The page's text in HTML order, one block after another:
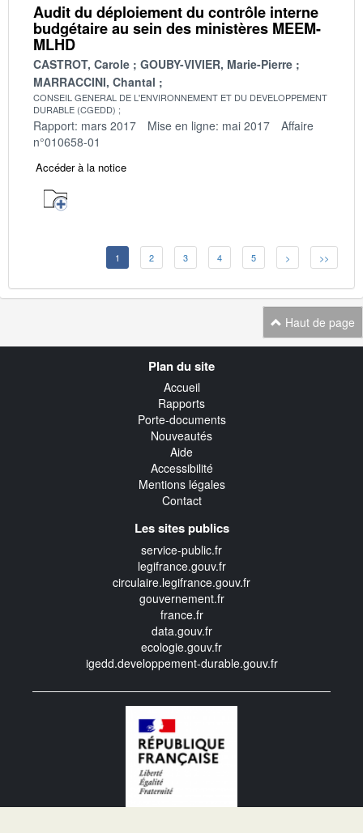
Audit du déploiement du contrôle interne
budgétaire au sein des ministères MEEM-
MLHD
CASTROT, Carole
GOUBY-VIVIER, Marie-Pierre
MARRACCINI, Chantal
CONSEIL GENERAL DE L'ENVIRONNEMENT ET DU DEVELOPPEMENT
DURABLE (CGEDD)
Rapport: mars 2017 Mise en ligne: mai 2017
Affaire
n°010658-01
Accéder à la notice
1 2 3 4 5 > >>
Haut de page
Plan du site
Accueil
Rapports
Porte-documents
Nouveautés
Aide
Accessibilité
Mentions légales
Contact
Les sites publics
service-public.fr
legifrance.gouv.fr
circulaire.legifrance.gouv.fr
gouvernement.fr
france.fr
data.gouv.fr
ecologie.gouv.fr
igedd.developpement-durable.gouv.fr